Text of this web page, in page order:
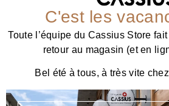
C'est les
Toute l’équipe du Cassius Store
retour au magasin (et en
Bel été à tous, à très vite